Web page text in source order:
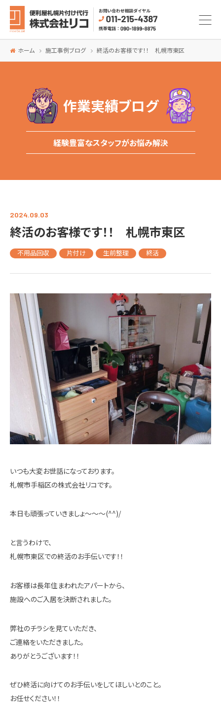
ホーム 施工事例ブログ 終活のお客様です！！ 札幌市東区
作業実績ブログ
経験豊富なスタッフがお悩み解決
2024.09.03
終活のお客様です！！ 札幌市東区
不用品回収 片付け 生前整理 終活
いつも大変お世話になっております。
札幌市手稲区の株式会社リコです。
本日も頑張っていきましょ～～～(^^)/
と言うわけで、
札幌市東区での終活のお手伝いです！！
お客様は長年住まわれたアパートから、
施設へのご入居を決断されました。
弊社のチラシを見ていただき、
ご連絡をいただきました。
ありがとうございます！！
ぜひ終活に向けてのお手伝いをしてほしいとのこと。
お任せください！！